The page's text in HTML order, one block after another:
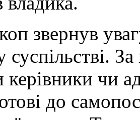
звернув
суспільстві.
керівники чи
до